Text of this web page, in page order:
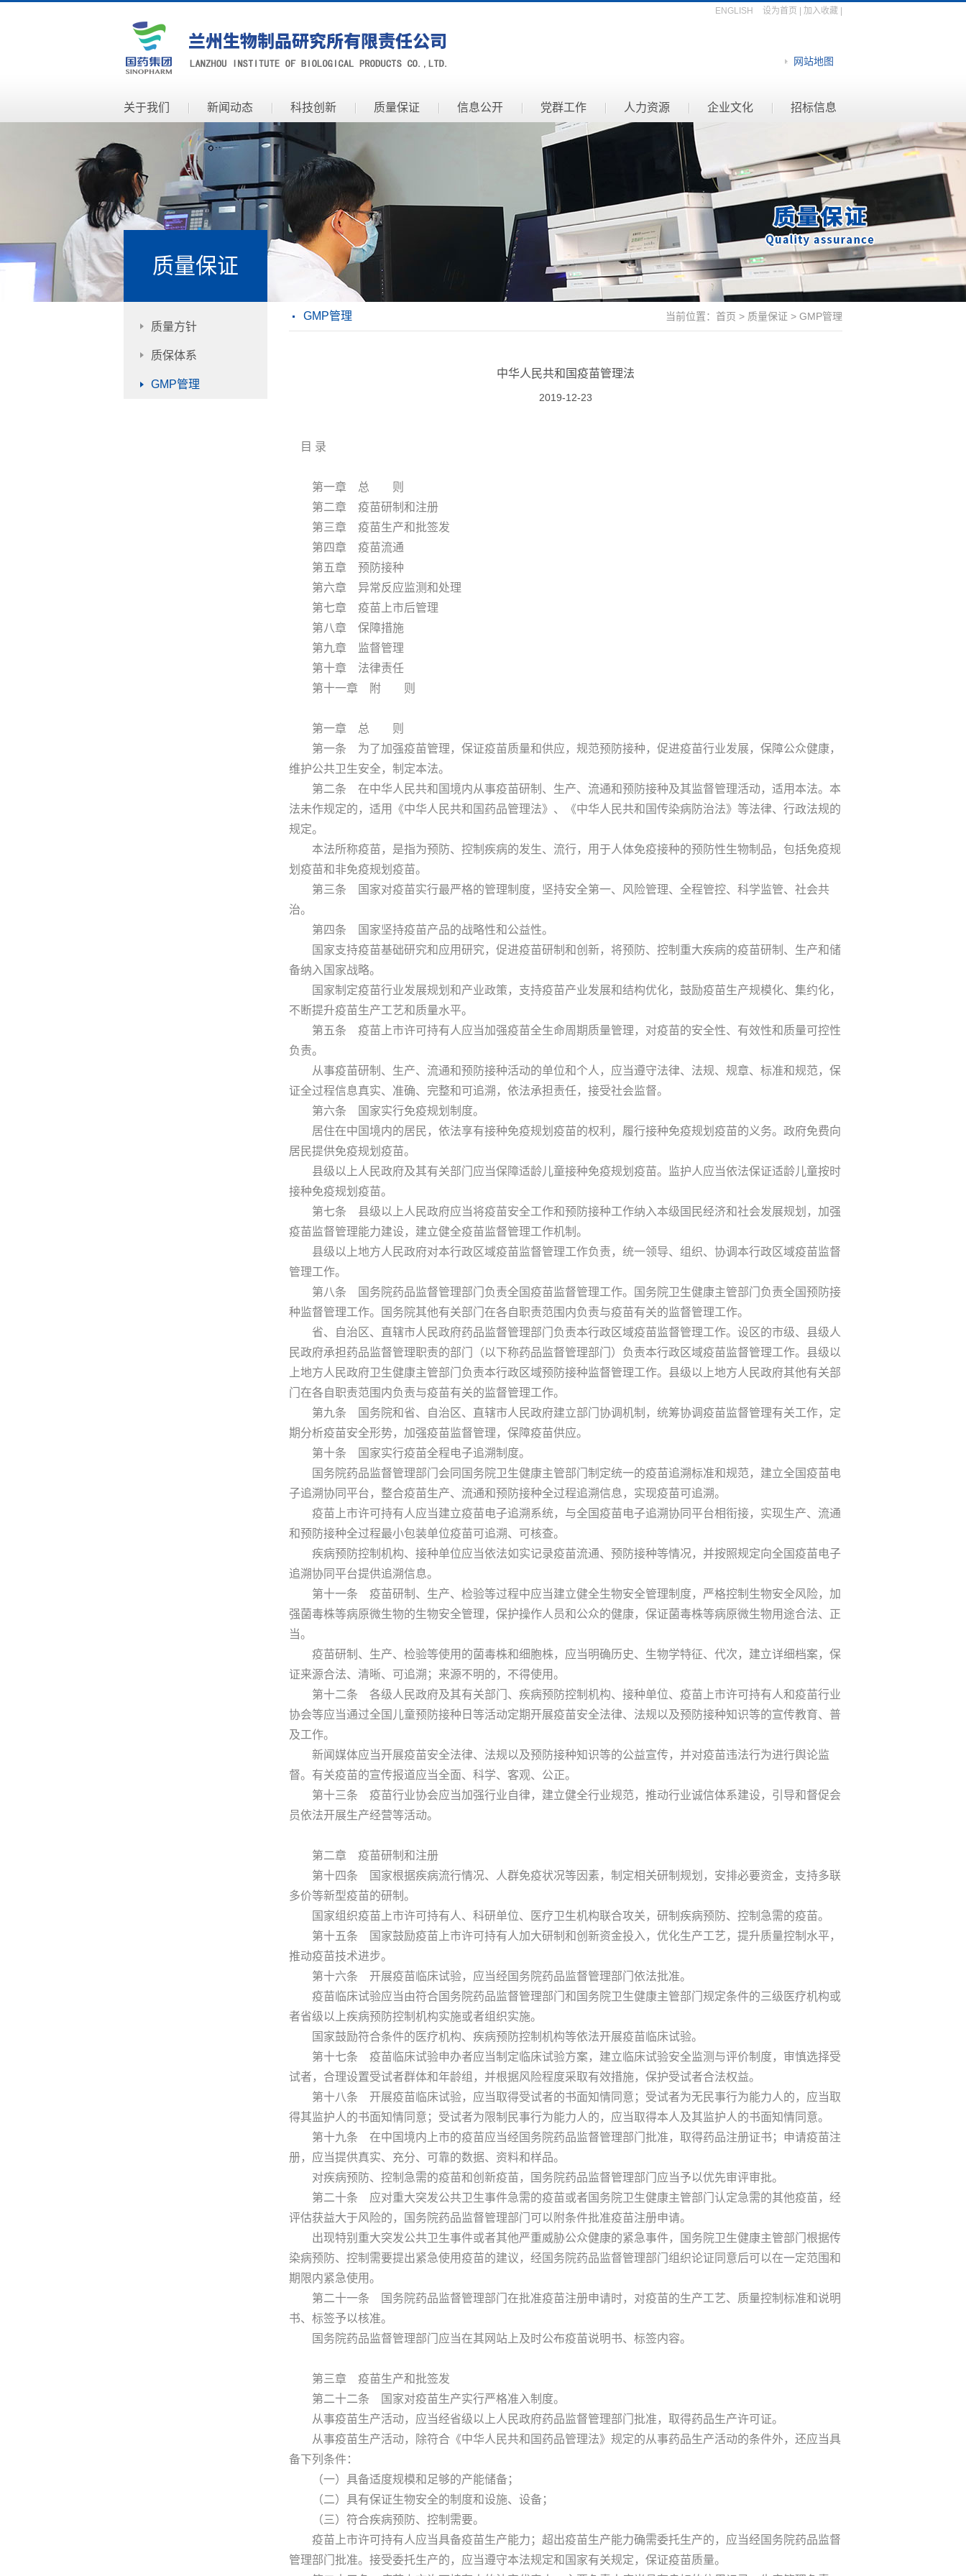
ENGLISH 设为首页 加入收藏
网站地图
关于我们 新闻动态 科技创新 质量保证 信息公开 党群工作 人力资源 企业文化 招标信息
质量保证
质量方针
质保体系
GMP管理
GMP管理 当前位置： 首页 > 质量保证 > GMP管理
中华人民共和国疫苗管理法
2019-12-23
目 录
第一章 总 则
第二章 疫苗研制和注册
第三章 疫苗生产和批签发
第四章 疫苗流通
第五章 预防接种
第六章 异常反应监测和处理
第七章 疫苗上市后管理
第八章 保障措施
第九章 监督管理
第十章 法律责任
第十一章 附 则
第一章 总 则
第一条 为了加强疫苗管理，保证疫苗质量和供应，规范预防接种，促进疫苗行业发展，保障公众健康，
维护公共卫生安全，制定本法。
第二条 在中华人民共和国境内从事疫苗研制、生产、流通和预防接种及其监督管理活动，适用本法。本
法未作规定的，适用《中华人民共和国药品管理法》、《中华人民共和国传染病防治法》等法律、行政法规的
规定。
本法所称疫苗，是指为预防、控制疾病的发生、流行，用于人体免疫接种的预防性生物制品，包括免疫规
划疫苗和非免疫规划疫苗。
第三条 国家对疫苗实行最严格的管理制度，坚持安全第一、风险管理、全程管控、科学监管、社会共
治。
第四条 国家坚持疫苗产品的战略性和公益性。
国家支持疫苗基础研究和应用研究，促进疫苗研制和创新，将预防、控制重大疾病的疫苗研制、生产和储
备纳入国家战略。
国家制定疫苗行业发展规划和产业政策，支持疫苗产业发展和结构优化，鼓励疫苗生产规模化、集约化，
不断提升疫苗生产工艺和质量水平。
第五条 疫苗上市许可持有人应当加强疫苗全生命周期质量管理，对疫苗的安全性、有效性和质量可控性
负责。
从事疫苗研制、生产、流通和预防接种活动的单位和个人，应当遵守法律、法规、规章、标准和规范，保
证全过程信息真实、准确、完整和可追溯，依法承担责任，接受社会监督。
第六条 国家实行免疫规划制度。
居住在中国境内的居民，依法享有接种免疫规划疫苗的权利，履行接种免疫规划疫苗的义务。政府免费向
居民提供免疫规划疫苗。
县级以上人民政府及其有关部门应当保障适龄儿童接种免疫规划疫苗。监护人应当依法保证适龄儿童按时
接种免疫规划疫苗。
第七条 县级以上人民政府应当将疫苗安全工作和预防接种工作纳入本级国民经济和社会发展规划，加强
疫苗监督管理能力建设，建立健全疫苗监督管理工作机制。
县级以上地方人民政府对本行政区域疫苗监督管理工作负责，统一领导、组织、协调本行政区域疫苗监督
管理工作。
第八条 国务院药品监督管理部门负责全国疫苗监督管理工作。国务院卫生健康主管部门负责全国预防接
种监督管理工作。国务院其他有关部门在各自职责范围内负责与疫苗有关的监督管理工作。
省、自治区、直辖市人民政府药品监督管理部门负责本行政区域疫苗监督管理工作。设区的市级、县级人
民政府承担药品监督管理职责的部门（以下称药品监督管理部门）负责本行政区域疫苗监督管理工作。县级以
上地方人民政府卫生健康主管部门负责本行政区域预防接种监督管理工作。县级以上地方人民政府其他有关部
门在各自职责范围内负责与疫苗有关的监督管理工作。
第九条 国务院和省、自治区、直辖市人民政府建立部门协调机制，统筹协调疫苗监督管理有关工作，定
期分析疫苗安全形势，加强疫苗监督管理，保障疫苗供应。
第十条 国家实行疫苗全程电子追溯制度。
国务院药品监督管理部门会同国务院卫生健康主管部门制定统一的疫苗追溯标准和规范，建立全国疫苗电
子追溯协同平台，整合疫苗生产、流通和预防接种全过程追溯信息，实现疫苗可追溯。
疫苗上市许可持有人应当建立疫苗电子追溯系统，与全国疫苗电子追溯协同平台相衔接，实现生产、流通
和预防接种全过程最小包装单位疫苗可追溯、可核查。
疾病预防控制机构、接种单位应当依法如实记录疫苗流通、预防接种等情况，并按照规定向全国疫苗电子
追溯协同平台提供追溯信息。
第十一条 疫苗研制、生产、检验等过程中应当建立健全生物安全管理制度，严格控制生物安全风险，加
强菌毒株等病原微生物的生物安全管理，保护操作人员和公众的健康，保证菌毒株等病原微生物用途合法、正
当。
疫苗研制、生产、检验等使用的菌毒株和细胞株，应当明确历史、生物学特征、代次，建立详细档案，保
证来源合法、清晰、可追溯；来源不明的，不得使用。
第十二条 各级人民政府及其有关部门、疾病预防控制机构、接种单位、疫苗上市许可持有人和疫苗行业
协会等应当通过全国儿童预防接种日等活动定期开展疫苗安全法律、法规以及预防接种知识等的宣传教育、普
及工作。
新闻媒体应当开展疫苗安全法律、法规以及预防接种知识等的公益宣传，并对疫苗违法行为进行舆论监
督。有关疫苗的宣传报道应当全面、科学、客观、公正。
第十三条 疫苗行业协会应当加强行业自律，建立健全行业规范，推动行业诚信体系建设，引导和督促会
员依法开展生产经营等活动。
第二章 疫苗研制和注册
第十四条 国家根据疾病流行情况、人群免疫状况等因素，制定相关研制规划，安排必要资金，支持多联
多价等新型疫苗的研制。
国家组织疫苗上市许可持有人、科研单位、医疗卫生机构联合攻关，研制疾病预防、控制急需的疫苗。
第十五条 国家鼓励疫苗上市许可持有人加大研制和创新资金投入，优化生产工艺，提升质量控制水平，
推动疫苗技术进步。
第十六条 开展疫苗临床试验，应当经国务院药品监督管理部门依法批准。
疫苗临床试验应当由符合国务院药品监督管理部门和国务院卫生健康主管部门规定条件的三级医疗机构或
者省级以上疾病预防控制机构实施或者组织实施。
国家鼓励符合条件的医疗机构、疾病预防控制机构等依法开展疫苗临床试验。
第十七条 疫苗临床试验申办者应当制定临床试验方案，建立临床试验安全监测与评价制度，审慎选择受
试者，合理设置受试者群体和年龄组，并根据风险程度采取有效措施，保护受试者合法权益。
第十八条 开展疫苗临床试验，应当取得受试者的书面知情同意；受试者为无民事行为能力人的，应当取
得其监护人的书面知情同意；受试者为限制民事行为能力人的，应当取得本人及其监护人的书面知情同意。
第十九条 在中国境内上市的疫苗应当经国务院药品监督管理部门批准，取得药品注册证书；申请疫苗注
册，应当提供真实、充分、可靠的数据、资料和样品。
对疾病预防、控制急需的疫苗和创新疫苗，国务院药品监督管理部门应当予以优先审评审批。
第二十条 应对重大突发公共卫生事件急需的疫苗或者国务院卫生健康主管部门认定急需的其他疫苗，经
评估获益大于风险的，国务院药品监督管理部门可以附条件批准疫苗注册申请。
出现特别重大突发公共卫生事件或者其他严重威胁公众健康的紧急事件，国务院卫生健康主管部门根据传
染病预防、控制需要提出紧急使用疫苗的建议，经国务院药品监督管理部门组织论证同意后可以在一定范围和
期限内紧急使用。
第二十一条 国务院药品监督管理部门在批准疫苗注册申请时，对疫苗的生产工艺、质量控制标准和说明
书、标签予以核准。
国务院药品监督管理部门应当在其网站上及时公布疫苗说明书、标签内容。
第三章 疫苗生产和批签发
第二十二条 国家对疫苗生产实行严格准入制度。
从事疫苗生产活动，应当经省级以上人民政府药品监督管理部门批准，取得药品生产许可证。
从事疫苗生产活动，除符合《中华人民共和国药品管理法》规定的从事药品生产活动的条件外，还应当具
备下列条件：
（一）具备适度规模和足够的产能储备；
（二）具有保证生物安全的制度和设施、设备；
（三）符合疾病预防、控制需要。
疫苗上市许可持有人应当具备疫苗生产能力；超出疫苗生产能力确需委托生产的，应当经国务院药品监督
管理部门批准。接受委托生产的，应当遵守本法规定和国家有关规定，保证疫苗质量。